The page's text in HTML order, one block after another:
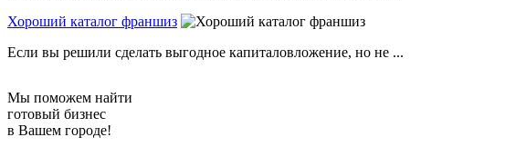
Хороший каталог франшиз
Если вы решили сделать выгодное капиталовложение, но не ...
Мы поможем найти
готовый бизнес
в Вашем городе!